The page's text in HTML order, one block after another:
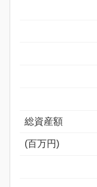
総資産額
(百万円)